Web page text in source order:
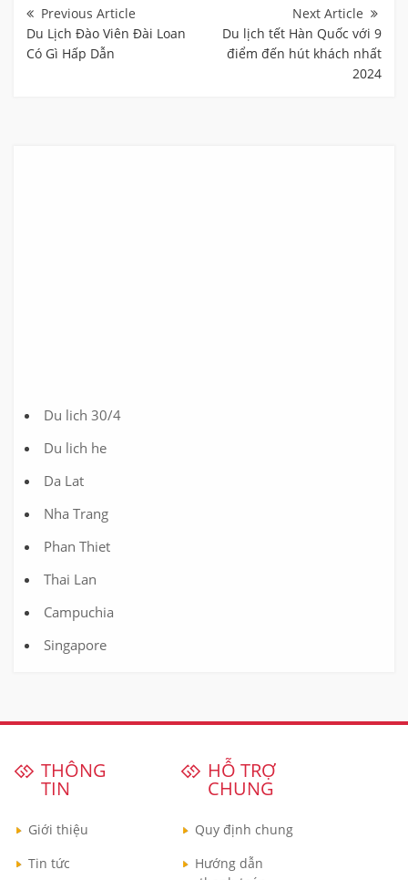
hướng
bài
viết
Du Lịch Đào Viên Đài Loan
Có Gì Hấp Dẫn
Du lịch tết Hàn Quốc với 9
điểm đến hút khách nhất
2024
Du lich 30/4
Du lich he
Da Lat
Nha Trang
Phan Thiet
Thai Lan
Campuchia
Singapore
THÔNG
TIN
Giới thiệu
Tin tức
HỖ TRỢ
CHUNG
Quy định chung
Hướng dẫn